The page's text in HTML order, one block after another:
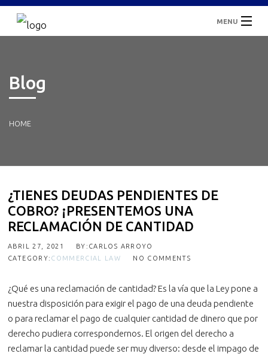
MENU
¿Quiénes Somos?
Contacto
Blog
HOME
¿TIENES DEUDAS PENDIENTES DE
COBRO? ¡PRESENTEMOS UNA
RECLAMACIÓN DE CANTIDAD
ABRIL 27, 2021
BY:CARLOS ARROYO
CATEGORY: COMMERCIAL LAW NO COMMENTS
¿Qué es una reclamación de cantidad? Es la vía que la Ley pone a
nuestra disposición para exigir el pago de una deuda pendiente
o para reclamar el pago de cualquier cantidad de dinero que por
derecho pudiera correspondernos. El origen del derecho a
reclamar la cantidad puede ser muy diverso: desde el impago de